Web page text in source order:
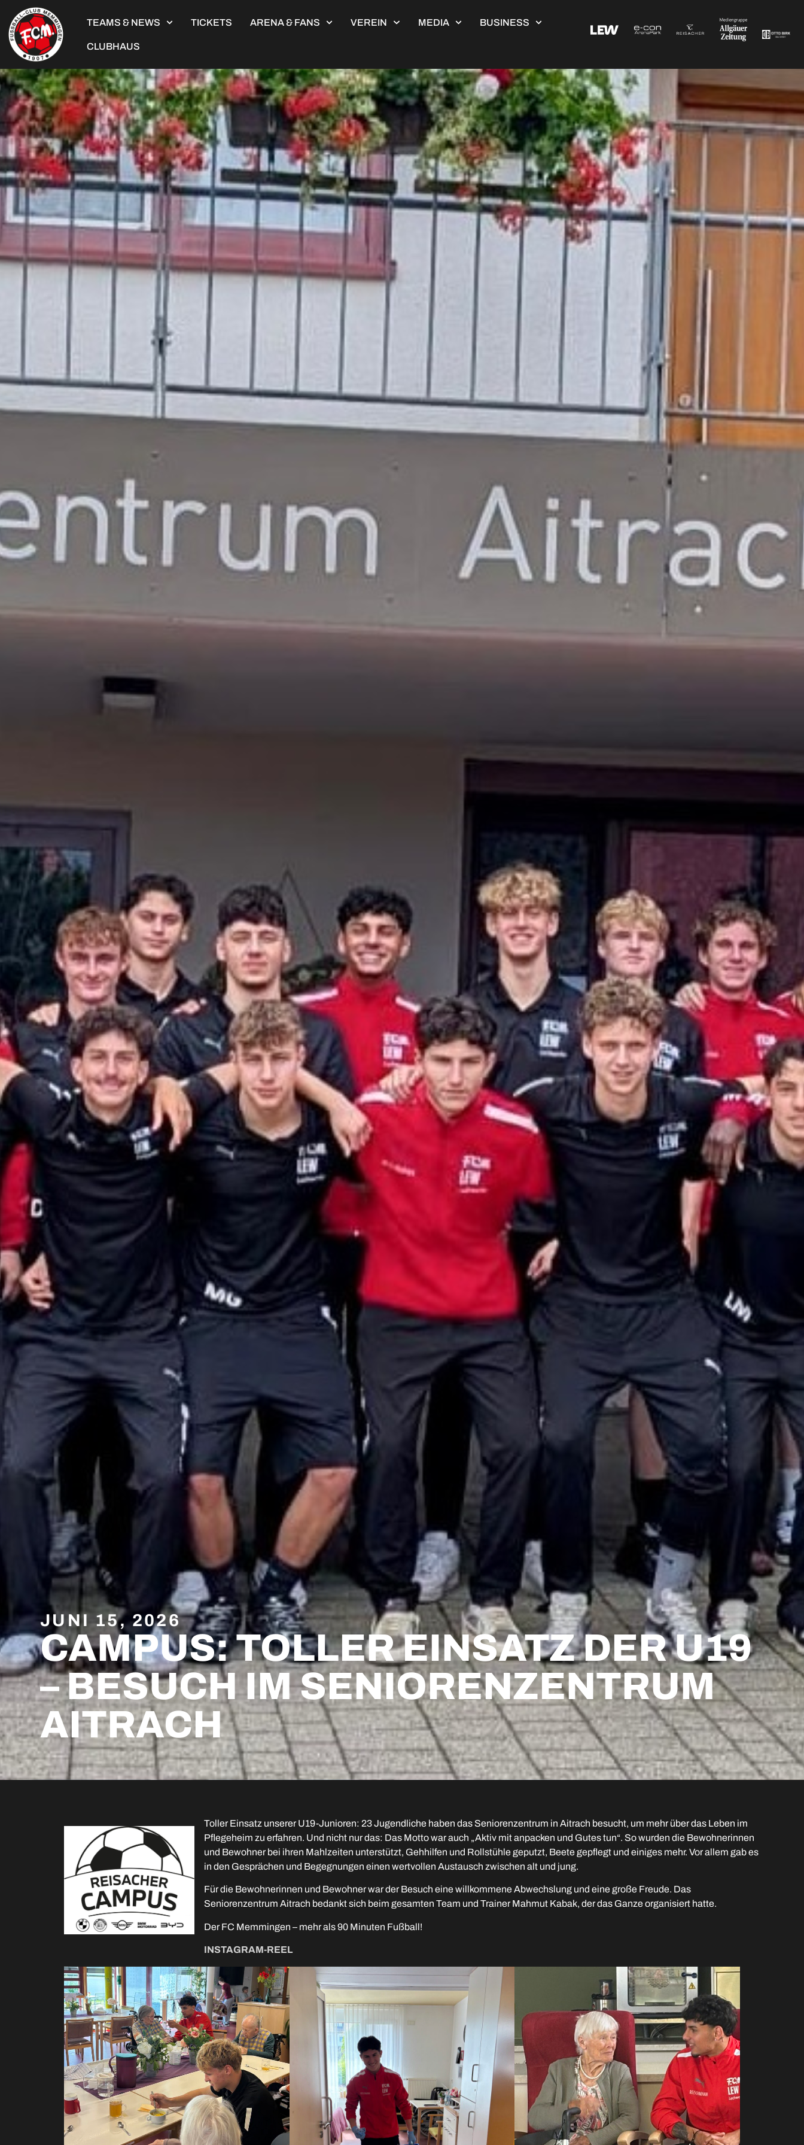
TEAMS & NEWS TICKETS ARENA & FANS VEREIN MEDIA BUSINESS
CLUBHAUS
JUNI 15, 2026
CAMPUS: TOLLER EINSATZ DER U19
– BESUCH IM SENIORENZENTRUM
AITRACH
Toller Einsatz unserer U19-Junioren: 23 Jugendliche haben das Seniorenzentrum in Aitrach besucht, um mehr über das Leben im
Pflegeheim zu erfahren. Und nicht nur das: Das Motto war auch „Aktiv mit anpacken und Gutes tun“. So wurden die Bewohnerinnen
und Bewohner bei ihren Mahlzeiten unterstützt, Gehhilfen und Rollstühle geputzt, Beete gepflegt und einiges mehr. Vor allem gab es
in den Gesprächen und Begegnungen einen wertvollen Austausch zwischen alt und jung.
Für die Bewohnerinnen und Bewohner war der Besuch eine willkommene Abwechslung und eine große Freude. Das
Seniorenzentrum Aitrach bedankt sich beim gesamten Team und Trainer Mahmut Kabak, der das Ganze organisiert hatte.
Der FC Memmingen – mehr als 90 Minuten Fußball!
INSTAGRAM-REEL